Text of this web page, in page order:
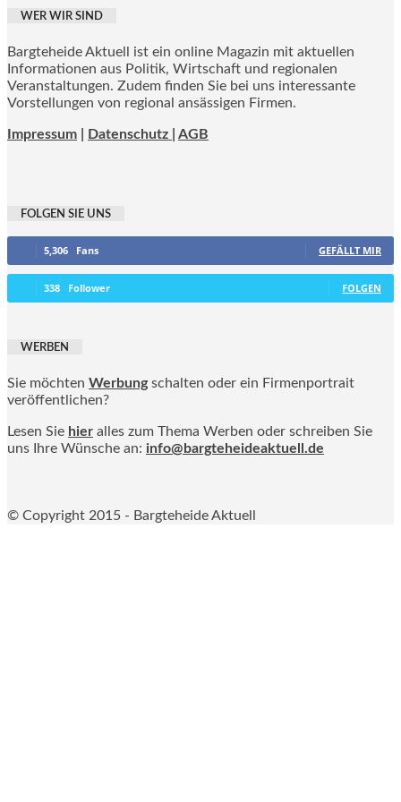
WER WIR SIND
Bargteheide Aktuell ist ein online Magazin mit aktuellen
Informationen aus Politik, Wirtschaft und regionalen
Veranstaltungen. Zudem finden Sie bei uns interessante
Vorstellungen von regional ansässigen Firmen.
Impressum Datenschutz | AGB
FOLGEN SIE UNS
5,306 Fans GEFÄLLT MIR
338 Follower FOLGEN
WERBEN
Sie möchten Werbung schalten oder ein Firmenportrait
veröffentlichen?
Lesen Sie hier alles zum Thema Werben oder schreiben Sie
uns Ihre Wünsche an: info@bargteheideaktuell.de
© Copyright 2015 - Bargteheide Aktuell